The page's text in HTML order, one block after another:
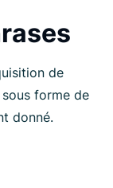
de
forme de
donné.